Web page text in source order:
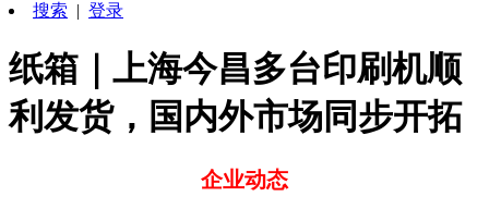
搜索 | 登录
纸箱｜上海今昌多台印刷机顺
利发货，国内外市场同步开拓
企业动态